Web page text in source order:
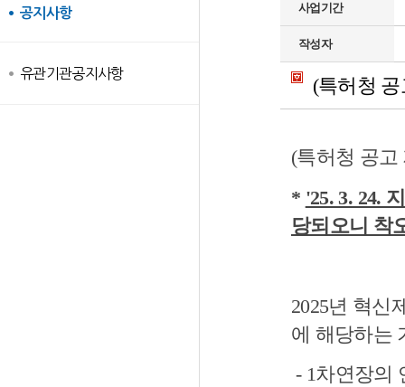
공지사항
유관기관공지사항
사업기간
작성자
(특허청
(특허청 공고
* '25. 3. 24.
당되오니 착
2025년 혁신
에 해당하는
- 1차연장의